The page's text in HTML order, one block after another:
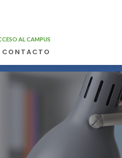
AL CAMPUS
CONTACTO